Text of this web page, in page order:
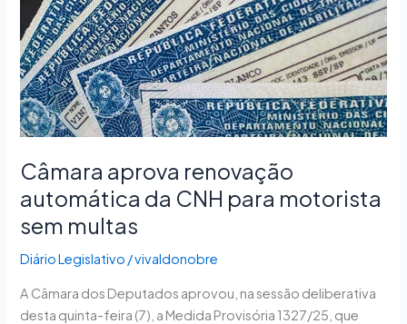
Câmara aprova renovação
automática da CNH para motorista
sem multas
Diário Legislativo /vivaldonobre
A Câmara dos Deputados aprovou, na sessão deliberativa
desta quinta-feira (7), a Medida Provisória 1327/25, que
CNH
para
motorista
sem
multas